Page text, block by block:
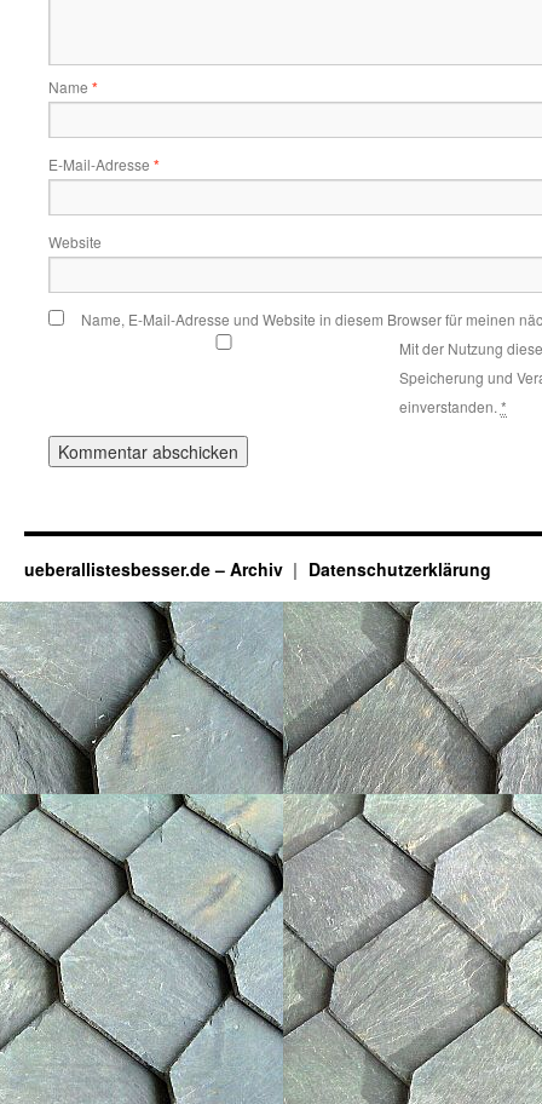
Name *
E-Mail-Adresse *
Website
Name, E-Mail-Adresse und Website in diesem Browser für meinen
Mit der Nutzung
Speicherung und
einverstanden. *
ueberallistesbesser.de – Archiv Datenschutzerklärung